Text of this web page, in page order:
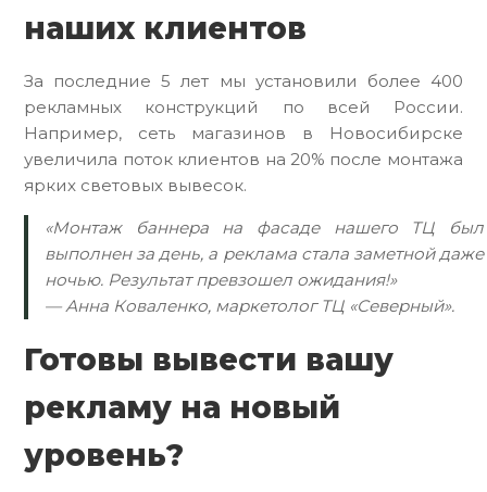
наших клиентов
За последние 5 лет мы установили более 400
рекламных конструкций по всей России.
Например, сеть магазинов в Новосибирске
увеличила поток клиентов на 20% после монтажа
ярких световых вывесок.
«Монтаж баннера на фасаде нашего ТЦ был
выполнен за день, а реклама стала заметной даже
ночью. Результат превзошел ожидания!»
— Анна Коваленко, маркетолог ТЦ «Северный».
Готовы вывести вашу
рекламу на новый
уровень?